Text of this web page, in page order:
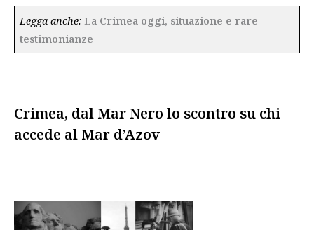
Legga anche: La Crimea oggi, situazione e rare
testimonianze
Crimea, dal Mar Nero lo scontro su chi
accede al Mar d’Azov